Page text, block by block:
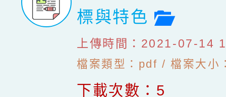
標與特色
檔案
上傳時間：2021-07-14
檔案類型：pdf / 檔案大小
下載次數：5